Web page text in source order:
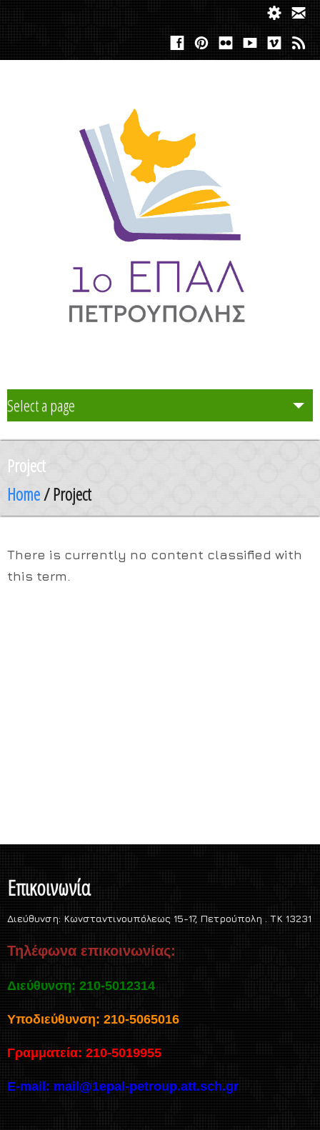
Select a page
Το Σχολείο μας
Δράση Μαθητείας
Μαθητές και Γονείς/Κηδεμόνες
Project
Home/ Project
There is currently no content classified with
this term.
Επικοινωνία
Διεύθυνση: Κωνσταντινουπόλεως 15-17, Πετρούπολη . TK 13231
Τηλέφωνα επικοινωνίας:
Διεύθυνση: 210-5012314
Υποδιεύθυνση: 210-5065016
Γραμματεία: 210-5019955
E-mail: mail@1epal-petroup.att.sch.gr